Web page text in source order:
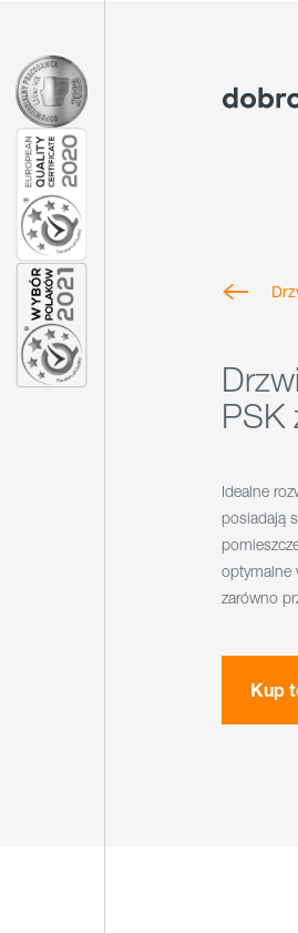
PSK
Idealne
posiadają
optymalne
zarówno
Kup